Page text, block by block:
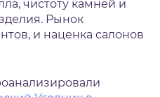
чистоту камней и
Рынок
и наценка салонов